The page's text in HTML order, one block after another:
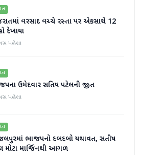
વરસાદ વચ્ચે રસ્તા પર એકસાથે 12
દેખાયા
પહેલા
ઉમેદવાર સતિષ પટેલની જીત
પહેલા
ભાજપનો દબદબો યથાવત, સતીષ
મોટા માર્જિનથી આગળ